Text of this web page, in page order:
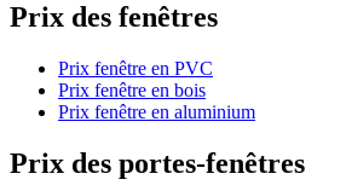
Prix des fenêtres
Prix fenêtre en PVC
Prix fenêtre en bois
Prix fenêtre en aluminium
Prix des portes-fenêtres